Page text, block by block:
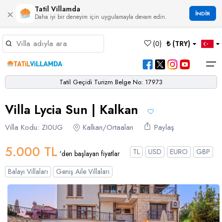
× Tatil Villamda
Daha iyi bir deneyim için uygulamayla devam edin. İNDİR
(0) ₺ (TRY)
Hakkımızda
Bölgeler
Bölgeler
Bodrum
Turgutreis
Çeşme
Alaçatı
Germiyan
Dalaman
Dalyan
Çalış
Çamköy
Çatalarık
Çiftlik
Eldirek
Bornova
Akbel
Bezirgan
Çavdır
Çayköy
Hacıoğlan
Ağullu
Bayındır
Çukurbağ
Gökçeören
Gökseki
Çamlı
Selimiye
Boğaziçi
Eşen
Karadere
Yakabağ
Villa Seçeneklerimiz
Villa Seçeneklerimiz
Balayı Villaları
Çift Jakuzili Villalar
Çocuk Havuzlu Villalar
Çocuk Oyun Alanı Olan Villalar
Tatil Geçidi Turizm Belge No: 17973
Villa Lycia Sun | Kalkan
Villa Kodu: ZI0UG Kalkan/Ortaalan Paylaş
5.000 TL 'den başlayan fiyatlar TL USD EURO
GBP
Balayı Villaları
Geniş Aile Villaları
Dil Seçiniz
Italian Russian
Kur Seçiniz
Türk Lirası
TRY- TL
EURO
EUR- €
Dolar
USD - $
GBP- £
Favorilerim
Müsaitlik Takvimi
Müsaitlik Takvimi >